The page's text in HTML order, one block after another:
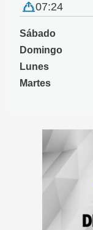
07:24
Sábado
Domingo
Lunes
Martes